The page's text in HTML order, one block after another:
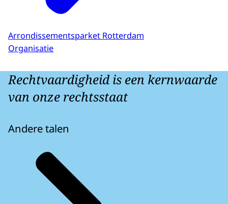
Arrondissementsparket Rotterdam
Organisatie
Rechtvaardigheid is een kernwaarde
van onze rechtsstaat
Andere talen